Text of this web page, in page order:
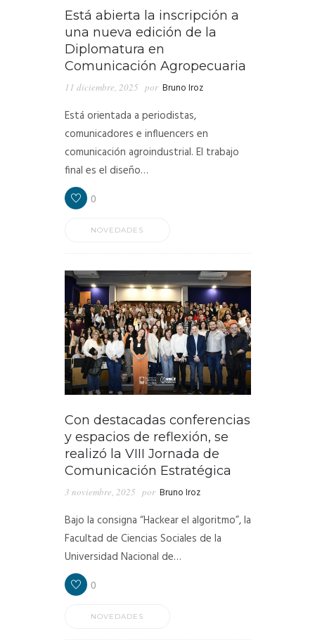
Está abierta la inscripción a
una nueva edición de la
Diplomatura en
Comunicación Agropecuaria
11 diciembre, 2025 por Bruno Iroz
Está orientada a periodistas,
comunicadores e influencers en
comunicación agroindustrial. El trabajo
final es el diseño…
0
NOVEDADES
Con destacadas conferencias
y espacios de reflexión, se
realizó la VIII Jornada de
Comunicación Estratégica
3 noviembre, 2025 por Bruno Iroz
Bajo la consigna “Hackear el algoritmo”, la
Facultad de Ciencias Sociales de la
Universidad Nacional de…
0
NOVEDADES